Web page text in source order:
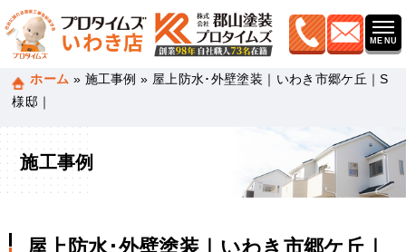
ホーム » 施工事例 » 屋上防水･外壁塗装｜いわき市郷ケ丘｜S
様邸｜
施工事例
屋上防水･外壁塗装｜いわき市郷ケ丘｜